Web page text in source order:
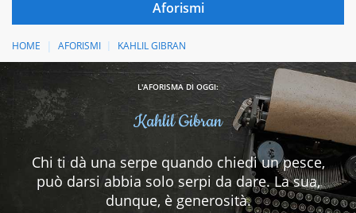
HOME AFORISMI KAHLIL GIBRAN
L'AFORISMA DI OGGI:
Kahlil Gibran
Chi ti dà una serpe quando chiedi un pesce,
può darsi abbia solo serpi da dare. La sua,
dunque, è generosità.